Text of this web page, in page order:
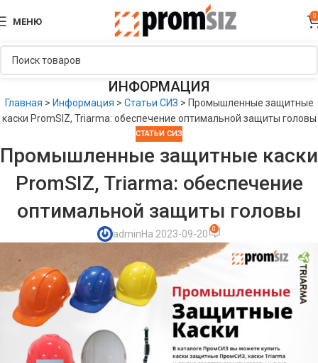
МЕНЮ
0
ИНФОРМАЦИЯ
Главная > Информация > Статьи СИЗ > Промышленные защитные
каски PromSIZ, Triarma: обеспечение оптимальной защиты головы
СТАТЬИ СИЗ
Промышленные защитные каски
PromSIZ, Triarma: обеспечение
оптимальной защиты головы
adminНа 2023-09-20 0